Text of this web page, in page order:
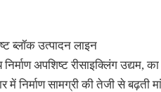
ब्लॉक उत्पादन लाइन
अपशिष्ट रीसाइक्लिंग उद्यम,
में निर्माण सामग्री की तेजी से